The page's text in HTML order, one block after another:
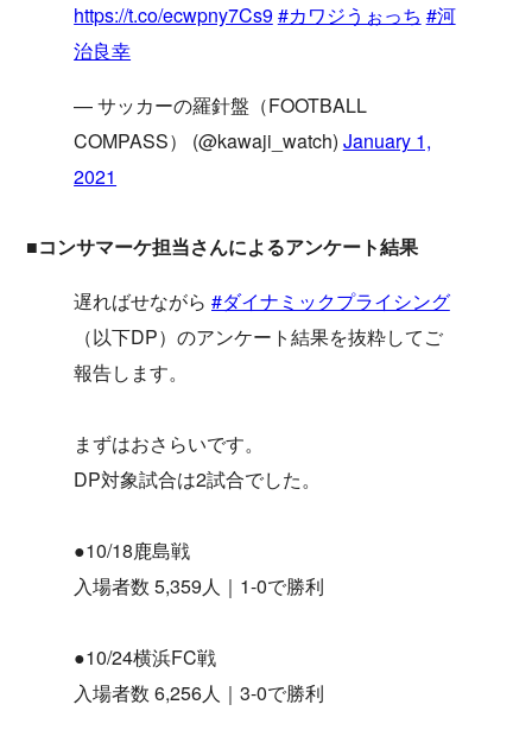
https://t.co/ecwpny7Cs9#カワジうぉっち #河
治良幸
— サッカーの羅針盤（FOOTBALL
COMPASS） (@kawaji_watch) January 1,
2021
■コンサマーケ担当さんによるアンケート結果
遅ればせながら#ダイナミックプライシング
（以下DP）のアンケート結果を抜粋してご
報告します。
まずはおさらいです。
DP対象試合は2試合でした。
●10/18鹿島戦
入場者数 5,359人｜1-0で勝利
●10/24横浜FC戦
入場者数 6,256人｜3-0で勝利